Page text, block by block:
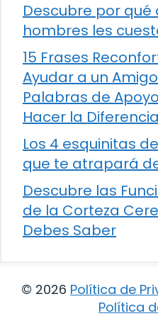
Descubre por qué
hombres les
15 Frases
Ayudar a un
Palabras de
Hacer la Diferencia
Los 4 esquinitas
que te atrapará
Descubre las
de la Corteza
Debes Saber
© 2026 Política de
Política